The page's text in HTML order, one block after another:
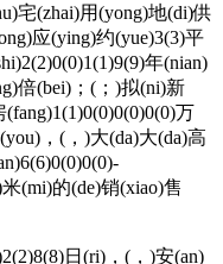
宅(zhai)用(yong)地(di)供
应(ying)约(yue)3(3)平
年(nian)
倍(bei)；(；)拟(ni)新
万
，(，)大(da)大(da)高
(mi)的(de)销(xiao)售
日(ri)，(，)安(an)